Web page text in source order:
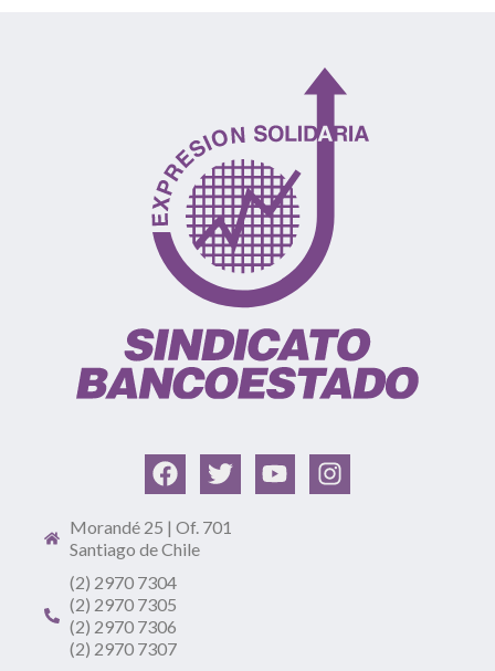
Morandé 25 | Of. 701
Santiago de Chile
(2) 2970 7304
(2) 2970 7305
(2) 2970 7306
(2) 2970 7307